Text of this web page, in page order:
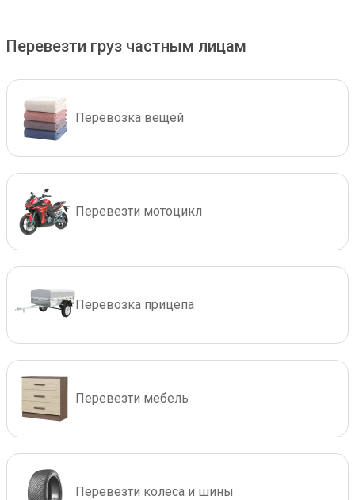
Перевезти груз частным лицам
Перевозка вещей
Перевезти мотоцикл
Перевозка прицепа
Перевезти мебель
Перевезти колеса и шины